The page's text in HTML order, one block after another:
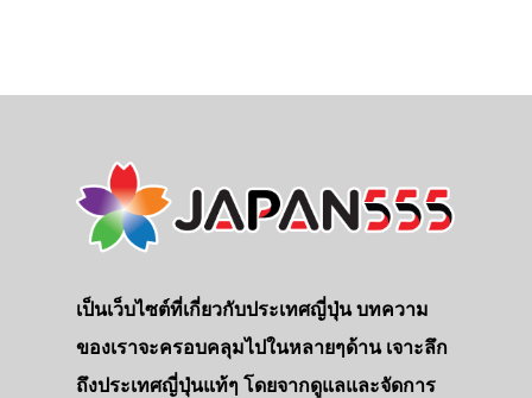
เป็นเว็บไซต์ที่เกี่ยวกับประเทศญี่ปุ่น บทความ
ของเราจะครอบคลุมไปในหลายๆด้าน เจาะลึก
ถึงประเทศญี่ปุ่นแท้ๆ โดยจากดูแลและจัดการ